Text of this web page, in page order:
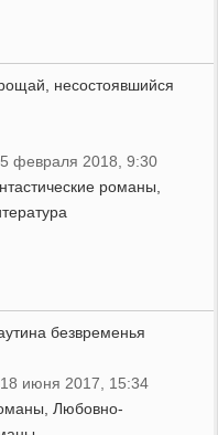
несостоявшийся
5 февраля 2018, 9:30
романы
безвременья
18 июня 2017, 15:34
Любовно-